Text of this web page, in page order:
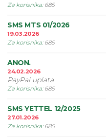
Za korisnika: 685
SMS MTS 01/2026
19.03.2026
Za korisnika: 685
ANON.
24.02.2026
PayPal uplata
Za korisnika: 685
SMS YETTEL 12/2025
27.01.2026
Za korisnika: 685